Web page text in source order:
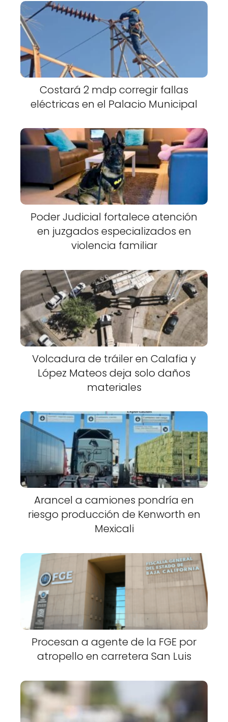
Costará 2 mdp corregir fallas
eléctricas en el Palacio Municipal
Poder Judicial fortalece atención
en juzgados especializados en
violencia familiar
Volcadura de tráiler en Calafia y
López Mateos deja solo daños
materiales
Arancel a camiones pondría en
riesgo producción de Kenworth en
Mexicali
Procesan a agente de la FGE por
atropello en carretera San Luis